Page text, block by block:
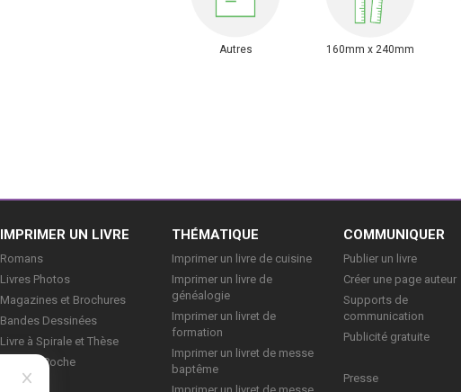
Autres 160mm x 240mm
IMPRIMER UN LIVRE
Romans
Livres Photos
Magazines et Brochures
Bandes Dessinées
Livre à Spirale et Thèse
Livre de Poche
THÉMATIQUE
Imprimer un livre de cuisine
Imprimer un livre de
généalogie
Imprimer un livret de
formation
Imprimer un livret de messe
baptême
COMMUNIQUER
Publier un livre
Créer une page auteur
Supports de
communication
Publicité gratuite
Presse